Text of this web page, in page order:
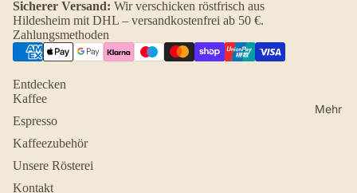
Mehr
Sicherer Versand: Wir verschicken röstfrisch aus
Hildesheim mit DHL – versandkostenfrei ab 50 €.
Zahlungsmethoden
Entdecken
Kaffee
Espresso
Kaffeezubehör
Unsere Rösterei
Kontakt